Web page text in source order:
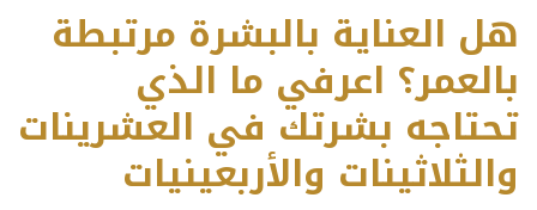
هل العناية بالبشرة مرتبطة
بالعمر؟ اعرفي ما الذي
تحتاجه بشرتك في العشرينات
والثلاثينات والأربعينيات